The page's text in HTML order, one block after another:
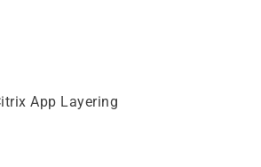
App Layering